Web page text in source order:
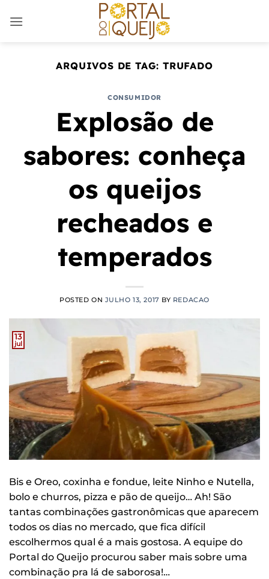
ARQUIVOS DE TAG: TRUFADO
CONSUMIDOR
Explosão de
sabores: conheça
os queijos
recheados e
temperados
POSTED ON JULHO 13, 2017 BY REDACAO
13
jul
Bis e Oreo, coxinha e fondue, leite Ninho e Nutella,
bolo e churros, pizza e pão de queijo… Ah! São
tantas combinações gastronômicas que aparecem
todos os dias no mercado, que fica difícil
escolhermos qual é a mais gostosa. A equipe do
Portal do Queijo procurou saber mais sobre uma
combinação pra lá de saborosa!…